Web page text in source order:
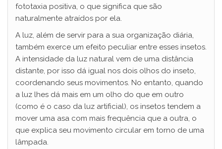
d
e
o
fototaxia positiva, o que significa que são
naturalmente atraídos por ela.
A luz, além de servir para a sua organização diária,
também exerce um efeito peculiar entre esses insetos.
A intensidade da luz natural vem de uma distância
distante, por isso dá igual nos dois olhos do inseto,
coordenando seus movimentos. No entanto, quando
a luz lhes dá mais em um olho do que em outro
(como é o caso da luz artificial), os insetos tendem a
mover uma asa com mais frequência que a outra, o
que explica seu movimento circular em torno de uma
lâmpada.